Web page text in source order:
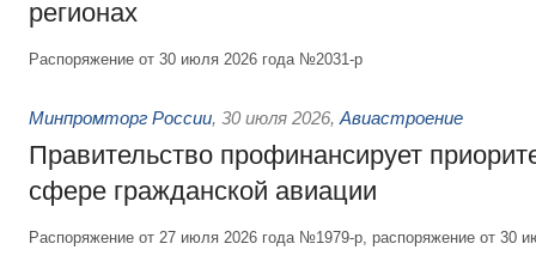
регионах
Распоряжение от 30 июля 2026 года №2031-р
Минпромторг России, 30 июля 2026, Авиастроение
Правительство профинансирует
сфере гражданской авиации
Распоряжение от 27 июля 2026 года №1979-р, распоряжение от 30